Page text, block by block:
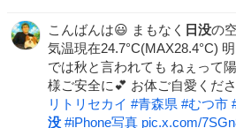
こんばんは😃 まもなく 日没の
気温現在24.7°C(MAX28.4°C)
では秋と言われても ねぇって
様ご安全に💕 お体ご自愛くだ
リトリセカイ #青森県 #むつ市
没 #iPhone写真 pic.x.com/